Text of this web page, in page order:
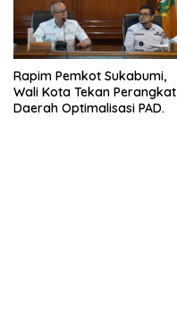
Rapim Pemkot Sukabumi,
Wali Kota Tekan Perangkat
Daerah Optimalisasi PAD.